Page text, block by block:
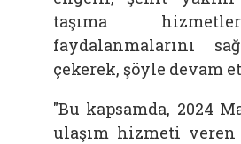
taşıma
faydalanmalarını
çekerek, şöyle devam
"Bu kapsamda, 2024
ulaşım hizmeti